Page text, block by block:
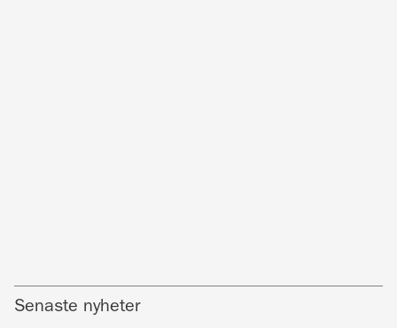
Senaste nyheter